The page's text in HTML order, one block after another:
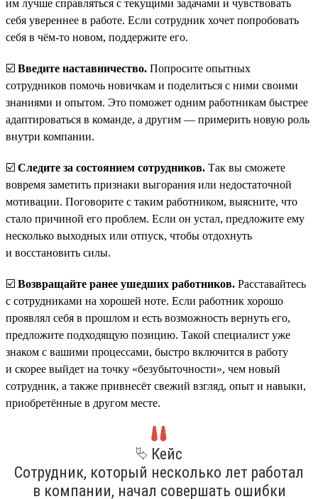
им лучше справляться с текущими задачами и чувствовать
себя увереннее в работе. Если сотрудник хочет попробовать
себя в чём-то новом, поддержите его.
☑️ Введите наставничество. Попросите опытных
сотрудников помочь новичкам и поделиться с ними своими
знаниями и опытом. Это поможет одним работникам быстрее
адаптироваться в команде, а другим — примерить новую роль
внутри компании.
☑️ Следите за состоянием сотрудников. Так вы сможете
вовремя заметить признаки выгорания или недостаточной
мотивации. Поговорите с таким работником, выясните, что
стало причиной его проблем. Если он устал, предложите ему
несколько выходных или отпуск, чтобы отдохнуть
и восстановить силы.
☑️ Возвращайте ранее ушедших работников. Расставайтесь
с сотрудниками на хорошей ноте. Если работник хорошо
проявлял себя в прошлом и есть возможность вернуть его,
предложите подходящую позицию. Такой специалист уже
знаком с вашими процессами, быстро включится в работу
и скорее выйдет на точку «безубыточности», чем новый
сотрудник, а также привнесёт свежий взгляд, опыт и навыки,
приобретённые в другом месте.
⮱ Кейс
Сотрудник, который несколько лет работал
в компании, начал совершать ошибки